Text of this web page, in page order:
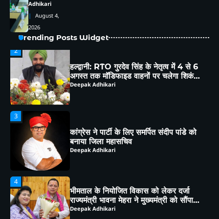
Adhikari
August 4,
2026
Trending Posts Widget
1
2
हल्द्वानी: RTO गुरदेव सिंह के नेतृत्व में 4 से 6
अगस्त तक मॉडिफाइड वाहनों पर चलेगा शिकंजा,
ब्लैक फिल्म-हूटर-रेट्रो साइलेंसर पर होगी सख्त
कार्रवाई
Deepak Adhikari
3
कांग्रेस ने पार्टी के लिए समर्पित संदीप पांडे को
बनाया जिला महासचिव
Deepak Adhikari
4
भीमताल के नियोजित विकास को लेकर दर्जा
राज्यमंत्री भावना मेहरा ने मुख्यमंत्री को सौंपा
विस्तृत मांगपत्र
Deepak Adhikari